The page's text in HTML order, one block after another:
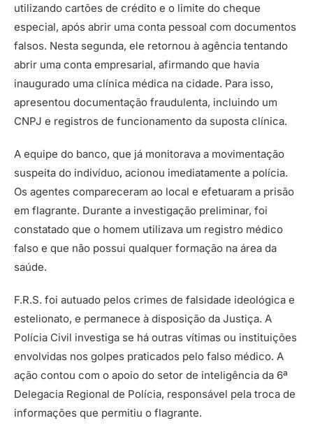
utilizando cartões de crédito e o limite do cheque
especial, após abrir uma conta pessoal com documentos
falsos. Nesta segunda, ele retornou à agência tentando
abrir uma conta empresarial, afirmando que havia
inaugurado uma clínica médica na cidade. Para isso,
apresentou documentação fraudulenta, incluindo um
CNPJ e registros de funcionamento da suposta clínica.
A equipe do banco, que já monitorava a movimentação
suspeita do indivíduo, acionou imediatamente a polícia.
Os agentes compareceram ao local e efetuaram a prisão
em flagrante. Durante a investigação preliminar, foi
constatado que o homem utilizava um registro médico
falso e que não possui qualquer formação na área da
saúde.
F.R.S. foi autuado pelos crimes de falsidade ideológica e
estelionato, e permanece à disposição da Justiça. A
Polícia Civil investiga se há outras vítimas ou instituições
envolvidas nos golpes praticados pelo falso médico. A
ação contou com o apoio do setor de inteligência da 6ª
Delegacia Regional de Polícia, responsável pela troca de
informações que permitiu o flagrante.